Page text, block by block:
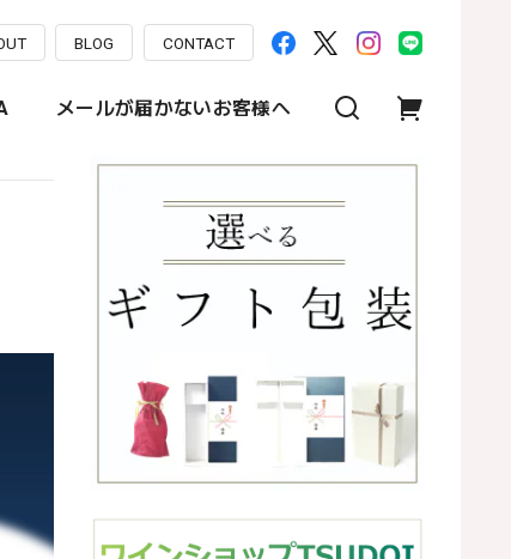
BLOG CONTACT
メールが届かないお客様へ